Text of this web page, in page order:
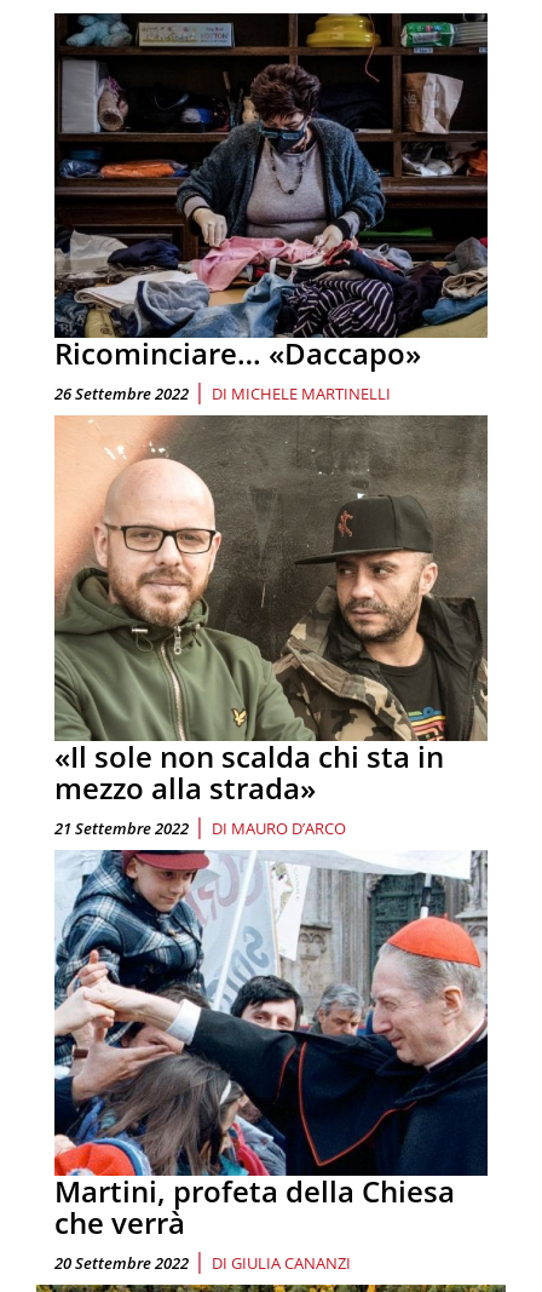
Ricominciare… «Daccapo»
26 Settembre 2022 | DI MICHELE MARTINELLI
«Il sole non scalda chi sta in
mezzo alla strada»
21 Settembre 2022 | DI MAURO D’ARCO
Martini, profeta della Chiesa
che verrà
20 Settembre 2022 | DI GIULIA CANANZI